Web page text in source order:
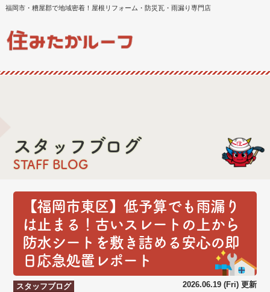
福岡市・糟屋郡で地域密着！屋根リフォーム・防災瓦・雨漏り専門店
スタッフブログ
STAFF BLOG
【福岡市東区】低予算でも雨漏り
は止まる！古いスレートの上から
防水シートを敷き詰める安心の即
日応急処置レポート
スタッフブログ 2026.06.19 (Fri) 更新